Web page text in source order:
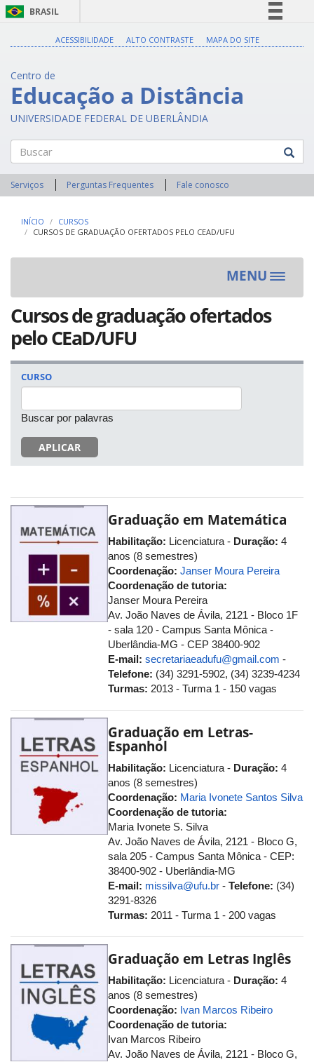
BRASIL
Acesso à informação
Legislação
Canais
ACESSIBILIDADE ALTO CONTRASTE MAPA DO SITE
Centro de
Educação a Distância
UNIVERSIDADE FEDERAL DE UBERLÂNDIA
Buscar
Serviços Perguntas Frequentes Fale conosco
INÍCIO
CURSOS
CURSOS DE GRADUAÇÃO OFERTADOS PELO CEAD/UFU
MENU
Toggle
Cursos de graduação ofertados
pelo CEaD/UFU
CURSO
Buscar por palavras
APLICAR
Graduação em Matemática
Habilitação: Licenciatura - Duração: 4
anos (8 semestres)
Coordenação:Janser Moura Pereira
Coordenação de tutoria:
Janser Moura Pereira
Av. João Naves de Ávila, 2121 - Bloco 1F
- sala 120 - Campus Santa Mônica -
Uberlândia-MG - CEP 38400-902
E-mail: secretariaeadufu@gmail.com -
Telefone: (34) 3291-5902, (34) 3239-4234
Turmas: 2013 - Turma 1 - 150 vagas
Graduação em Letras-
Espanhol
Habilitação: Licenciatura - Duração: 4
anos (8 semestres)
Coordenação: Maria Ivonete Santos Silva
Coordenação de tutoria:
Maria Ivonete S. Silva
Av. João Naves de Ávila, 2121 - Bloco G,
sala 205 - Campus Santa Mônica - CEP:
38400-902 - Uberlândia-MG
E-mail: missilva@ufu.br -Telefone: (34)
3291-8326
Turmas: 2011 - Turma 1 - 200 vagas
Graduação em Letras Inglês
Habilitação: Licenciatura - Duração: 4
anos (8 semestres)
Coordenação: Ivan Marcos Ribeiro
Coordenação de tutoria:
Ivan Marcos Ribeiro
Av. João Naves de Ávila, 2121 - Bloco G,